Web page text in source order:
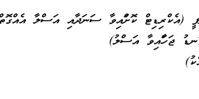
(އެކްރިޑިޓް ކޮށްފައިވާ ސަނަދާއި އަސްލާ
ޖަހާފައިވާ އަސްލު)